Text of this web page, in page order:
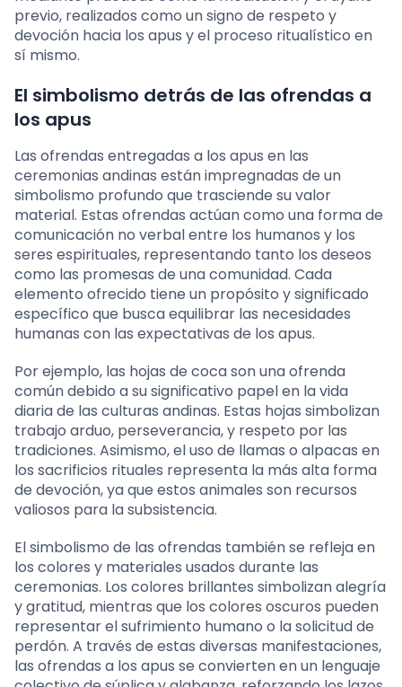
previo, realizados como un signo de respeto y
devoción hacia los apus y el proceso ritualístico en
sí mismo.
El simbolismo detrás de las ofrendas a
los apus
Las ofrendas entregadas a los apus en las
ceremonias andinas están impregnadas de un
simbolismo profundo que trasciende su valor
material. Estas ofrendas actúan como una forma de
comunicación no verbal entre los humanos y los
seres espirituales, representando tanto los deseos
como las promesas de una comunidad. Cada
elemento ofrecido tiene un propósito y significado
específico que busca equilibrar las necesidades
humanas con las expectativas de los apus.
Por ejemplo, las hojas de coca son una ofrenda
común debido a su significativo papel en la vida
diaria de las culturas andinas. Estas hojas simbolizan
trabajo arduo, perseverancia, y respeto por las
tradiciones. Asimismo, el uso de llamas o alpacas en
los sacrificios rituales representa la más alta forma
de devoción, ya que estos animales son recursos
valiosos para la subsistencia.
El simbolismo de las ofrendas también se refleja en
los colores y materiales usados durante las
ceremonias. Los colores brillantes simbolizan alegría
y gratitud, mientras que los colores oscuros pueden
representar el sufrimiento humano o la solicitud de
perdón. A través de estas diversas manifestaciones,
las ofrendas a los apus se convierten en un lenguaje